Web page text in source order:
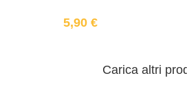
5,90 €
Carica altri